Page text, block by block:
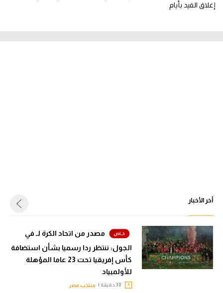
إغلاق القيد بأيام
أخر الأخبار
مصدر من اتحاد الكرة لـ في
الجول: ننتظر ردا رسميا بشأن استضافة
كأس إفريقيا تحت 23 عاما المؤهلة
للأولمبياد
منتخب مصر